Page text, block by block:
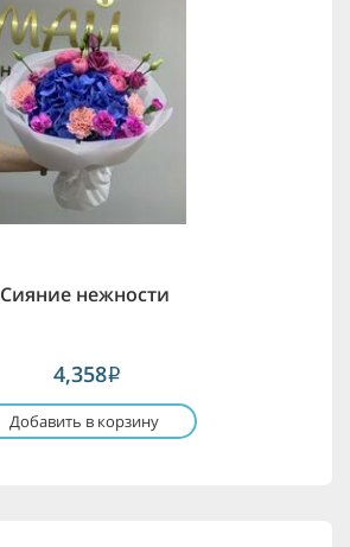
Сияние нежности
4,358i
Добавить в корзину